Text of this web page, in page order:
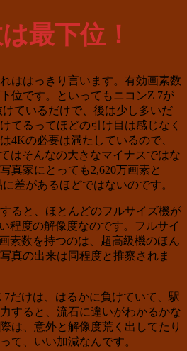
最下位！
ははっきり言います。有効画素数
位です。といってもニコンZ 7が
ているだけで、後は少し多いだ
てるってほどの引け目は感じなく
4Kの必要は満たしているので、
はそんなの大きなマイナスではな
真家にとっても2,620万画素と
差があるほどではないのです。
ると、ほとんどのフルサイズ機が
程度の解像度なのです。フルサイ
素数を持つのは、超高級機のほん
真の出来は同程度と推察されま
7だけは、はるかに負けていて、駅
すると、流石に違いがわかるかな
は、意外と解像度荒く出してたり
て、いい加減なんです。